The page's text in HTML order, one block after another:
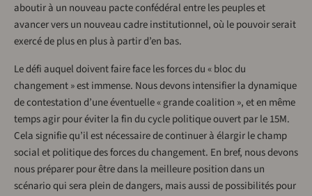
aboutir à un nouveau pacte confédéral entre les peuples et
avancer vers un nouveau cadre institutionnel, où le pouvoir serait
exercé de plus en plus à partir d’en bas.
Le défi auquel doivent faire face les forces du « bloc du
changement » est immense. Nous devons intensifier la dynamique
de contestation d’une éventuelle « grande coalition », et en même
temps agir pour éviter la fin du cycle politique ouvert par le 15M.
Cela signifie qu’il est nécessaire de continuer à élargir le champ
social et politique des forces du changement. En bref, nous devons
nous préparer pour être dans la meilleure position dans un
scénario qui sera plein de dangers, mais aussi de possibilités pour